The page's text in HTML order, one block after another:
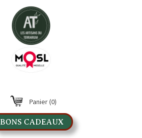
Panier(0)
BONS CADEAUX